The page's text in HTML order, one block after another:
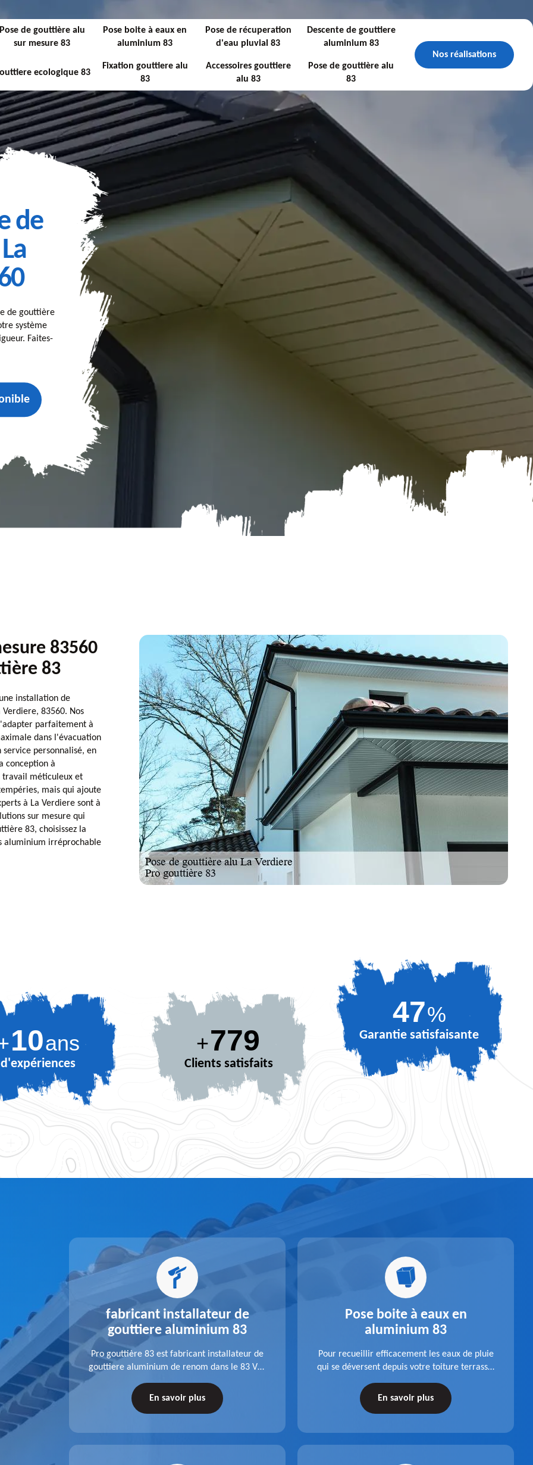
Pose de gouttière alu
sur mesure 83
Pose boite à eaux en
aluminium 83
Pose de récuperation
d'eau pluvial 83
Descente de gouttiere
aluminium 83
ecologique 83
Fixation gouttiere alu
83
Accessoires gouttiere
alu 83
Pose de gouttière alu
83
Nos réalisations
de
de gouttière
système
Faites-
83560
83
installation de
83560. Nos
parfaitement à
dans l'évacuation
personnalisé, en
conception à
travail méticuleux et
mais qui ajoute
à La Verdiere sont à
sur mesure qui
83, choisissez la
aluminium irréprochable
10ans
d'expériences
+874
Clients satisfaits
65%
Garantie satisfaisante
83
ses
Var,
de
fabricant installateur de
gouttiere aluminium 83
Pro gouttière 83 est fabricant installateur de
gouttiere aluminium de renom dans le 83 Var.
veille à réaliser des gouttières performantes,
durables et à la hauteur de vos attentes.
En savoir plus
Pose boite à eaux en
aluminium 83
Pour recueillir efficacement les eaux de pluie
qui se déversent depuis votre toiture terrasse,
dans le 83 Var de la société Pro gouttière 83.
En savoir plus